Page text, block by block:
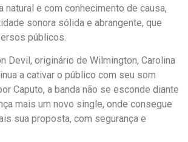
natural e com conhecimento de causa,
sonora sólida e abrangente, que
públicos.
Devil, originário de Wilmington, Carolina
a cativar o público com seu som
Caputo, a banda não se esconde diante
mais um novo single, onde consegue
sua proposta, com segurança e